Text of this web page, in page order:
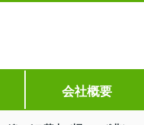
会社概要